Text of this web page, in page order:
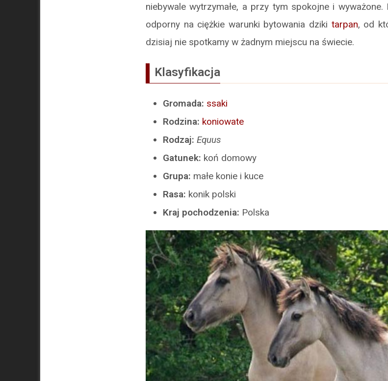
niebywale wytrzymałe, a przy tym spokojne i
odporny na ciężkie warunki bytowania dziki tarpan, od
dzisiaj nie spotkamy w żadnym miejscu na świecie.
Klasyfikacja
Gromada: ssaki
Rodzina: koniowate
Rodzaj: Equus
Gatunek: koń domowy
Grupa: małe konie i kuce
Rasa: konik polski
Kraj pochodzenia: Polska